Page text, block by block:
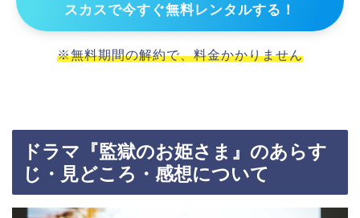
スカスで今すぐ無料レンタルする！
※無料期間の解約で、料金かかりません
ドラマ『監獄のお姫さま』のあらす
じ・見どころ・感想について